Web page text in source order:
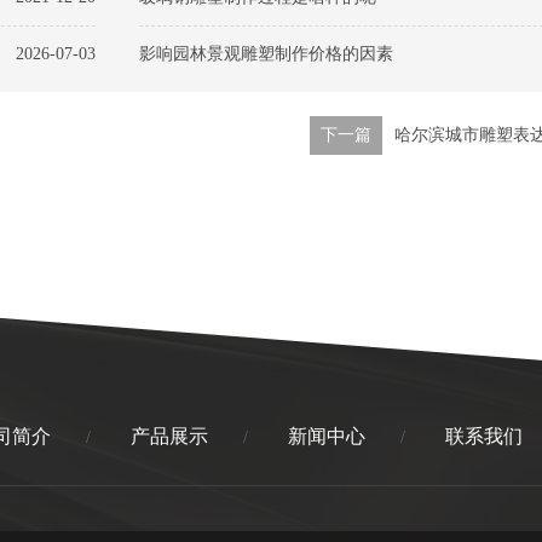
2026-07-03 影响园林景观雕塑制作价格的因素
下一篇 哈尔滨城市雕塑表
简介 / 产品展示 / 新闻中心 / 联系我们